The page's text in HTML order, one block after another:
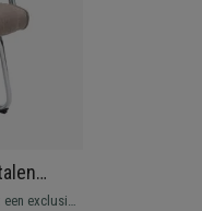
Stof
een exclusief